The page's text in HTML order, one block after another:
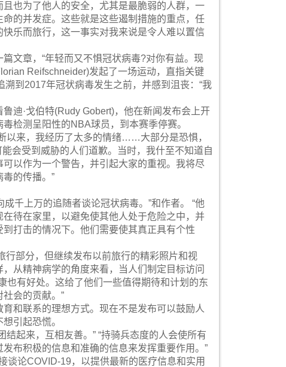
也为了他人的安全，尤其是最脆弱的人群，一
的并发症。这些就是这些遏制措施的重点，任
乐而旅行，这一事实对我来说是令人难以置信
文章，“年轻而又不惧冠状病毒?对你有益。现
Reifschneider)发起了一场运动，直指关键
溯到2017年冠状病毒发生之前，并感到沮丧：“我
迪·戈伯特(Rudy Gobert)，他在新闻发布会上开
检测呈阳性的NBA球员，到本赛季停赛。
以来，我经历了太多的情绪……大部分是恐惧，
会受到威胁的人们道歉。当时，我什至不知道自
以作为一个警告，并引起大家的重视。我将尽
的传播。”
千上万的追随者谈论冠状病毒。”和作者。 “他
待在家里，以避免使其他人处于危险之中，并
打击的情况下。他们需要使其真正具有个性
行部分，但继续发布以前旅行的精彩照片和视
从精神病学的角度来看，当人们制定目标访问
也有好处。这给了他们一些值得期待和计划的东
会的贡献。”
和联系的理想方式。现在不是发布可以鼓励人
引起恐慌。
起来，互相友善。” “持骑兵态度的人会使所有
布积极的信息和准确的信息来发挥重要作用。”
谈论COVID-19，以提供最新的医疗信息和实用